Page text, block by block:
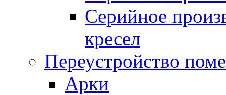
Серийное
кресел
Переустройство
Арки